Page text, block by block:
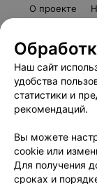
О проекте
Наш сайт
удобства
статистики и
рекомендаций.
Вы можете
cookie или
Для получения
сроках и